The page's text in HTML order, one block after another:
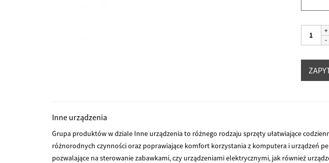
ilość
QiCare
kartek
Inne urządzenia
Grupa produktów w dziale Inne urządzenia to różnego rodzaju sprzęty ułatwiające
różnorodnych czynności oraz poprawiające komfort korzystania z komputera i urządzeń
pozwalające na sterowanie zabawkami, czy urządzeniami elektrycznymi, jak również